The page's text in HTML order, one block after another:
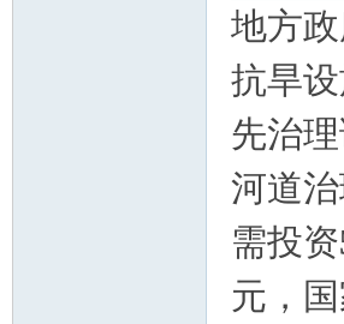
地方
抗旱
先治
河道
需投资
元，